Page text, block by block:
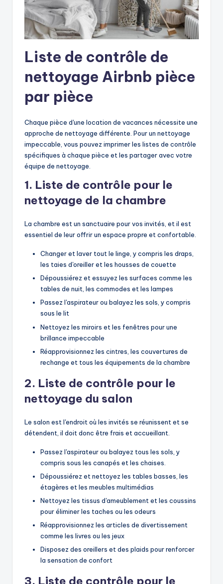
Liste de contrôle de
nettoyage Airbnb pièce
par pièce
Chaque pièce d'une location de vacances nécessite une
approche de nettoyage différente. Pour un nettoyage
impeccable, vous pouvez imprimer les listes de contrôle
spécifiques à chaque pièce et les partager avec votre
équipe de nettoyage.
1. Liste de contrôle pour le
nettoyage de la chambre
La chambre est un sanctuaire pour vos invités, et il est
essentiel de leur offrir un espace propre et confortable.
Changer et laver tout le linge, y compris les draps,
les taies d'oreiller et les housses de couette
Dépoussiérez et essuyez les surfaces comme les
tables de nuit, les commodes et les lampes
Passez l'aspirateur ou balayez les sols, y compris
sous le lit
Nettoyez les miroirs et les fenêtres pour une
brillance impeccable
Réapprovisionnez les cintres, les couvertures de
rechange et tous les équipements de la chambre
2. Liste de contrôle pour le
nettoyage du salon
Le salon est l'endroit où les invités se réunissent et se
détendent, il doit donc être frais et accueillant.
Passez l'aspirateur ou balayez tous les sols, y
compris sous les canapés et les chaises.
Dépoussiérez et nettoyez les tables basses, les
étagères et les meubles multimédias
Nettoyez les tissus d'ameublement et les coussins
pour éliminer les taches ou les odeurs
Réapprovisionnez les articles de divertissement
comme les livres ou les jeux
Disposez des oreillers et des plaids pour renforcer
la sensation de confort
3. Liste de contrôle pour le